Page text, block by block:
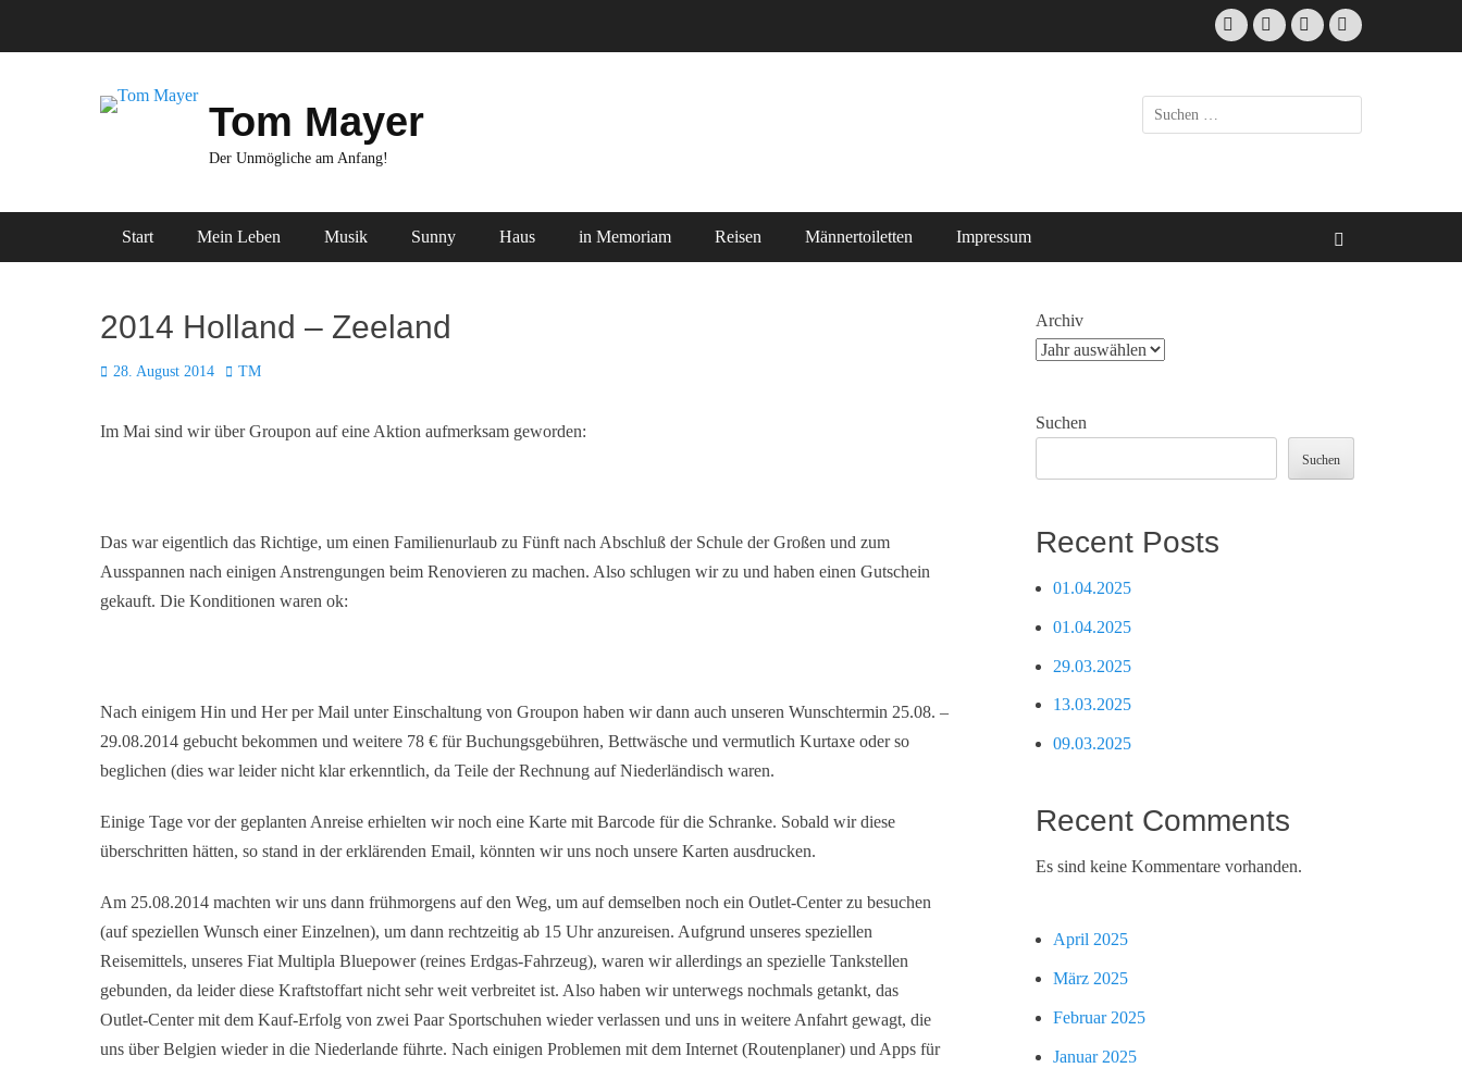
Facebook
E-
Mail
InstagramWebsite
Tom Mayer
Der Unmögliche am Anfang!
Suche
nach:
Primäres Menü
Start Mein Leben Musik Sunny Haus in Memoriam Reisen Männertoiletten Impressum
2014 Holland – Zeeland
Posted
28. August 2014 Autor
TM
Im Mai sind wir über Groupon auf eine Aktion aufmerksam geworden:
Das war eigentlich das Richtige, um einen Familienurlaub zu Fünft nach Abschluß der Schule der Großen und zum
Ausspannen nach einigen Anstrengungen beim Renovieren zu machen. Also schlugen wir zu und haben einen Gutschein
gekauft. Die Konditionen waren ok:
Nach einigem Hin und Her per Mail unter Einschaltung von Groupon haben wir dann auch unseren Wunschtermin 25.08. –
29.08.2014 gebucht bekommen und weitere 78 € für Buchungsgebühren, Bettwäsche und vermutlich Kurtaxe oder so
beglichen (dies war leider nicht klar erkenntlich, da Teile der Rechnung auf Niederländisch waren.
Einige Tage vor der geplanten Anreise erhielten wir noch eine Karte mit Barcode für die Schranke. Sobald wir diese
überschritten hätten, so stand in der erklärenden Email, könnten wir uns noch unsere Karten ausdrucken.
Am 25.08.2014 machten wir uns dann frühmorgens auf den Weg, um auf demselben noch ein Outlet-Center zu besuchen
(auf speziellen Wunsch einer Einzelnen), um dann rechtzeitig ab 15 Uhr anzureisen. Aufgrund unseres speziellen
Reisemittels, unseres Fiat Multipla Bluepower (reines Erdgas-Fahrzeug), waren wir allerdings an spezielle Tankstellen
gebunden, da leider diese Kraftstoffart nicht sehr weit verbreitet ist. Also haben wir unterwegs nochmals getankt, das
Outlet-Center mit dem Kauf-Erfolg von zwei Paar Sportschuhen wieder verlassen und uns in weitere Anfahrt gewagt, die
uns über Belgien wieder in die Niederlande führte. Nach einigen Problemen mit dem Internet (Routenplaner) und Apps für
Archiv
Suchen
Suchen
Recent Posts
01.04.2025
01.04.2025
29.03.2025
13.03.2025
09.03.2025
Recent Comments
Es sind keine Kommentare vorhanden.
April 2025
März 2025
Februar 2025
Januar 2025